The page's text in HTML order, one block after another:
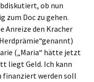
ob nun
zum Doc zu gehen.
Anreize den Kracher
(„Maria“ hätte jetzt
liegt Geld. Ich kann
finanziert werden soll